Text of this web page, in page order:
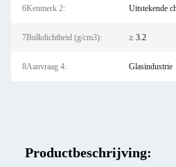
6Kenmerk 2: Uitstekende
7Bulkdichtheid (g/cm3): ≥ 3.2
8Aanvraag 4: Glasindustrie
Productbeschrijving: